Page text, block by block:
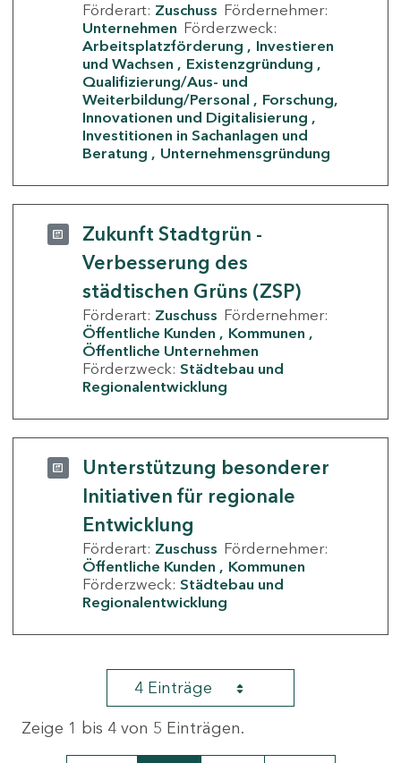
Förderart: Zuschuss Fördernehmer:
Unternehmen Förderzweck:
Arbeitsplatzförderung
Investieren
und Wachsen
Existenzgründung
Qualifizierung/Aus- und
Weiterbildung/Personal
Forschung,
Innovationen und Digitalisierung
Investitionen in Sachanlagen und
Beratung
Unternehmensgründung
Zukunft Stadtgrün -
Verbesserung des
städtischen Grüns (ZSP)
Förderart: Zuschuss Fördernehmer:
Öffentliche Kunden
Kommunen
Öffentliche Unternehmen
Förderzweck: Städtebau und
Regionalentwicklung
Unterstützung besonderer
Initiativen für regionale
Entwicklung
Förderart: Zuschuss Fördernehmer:
Öffentliche Kunden
Kommunen
Förderzweck: Städtebau und
Regionalentwicklung
4 Einträge
Zeige 1 bis 4 von 5 Einträgen.